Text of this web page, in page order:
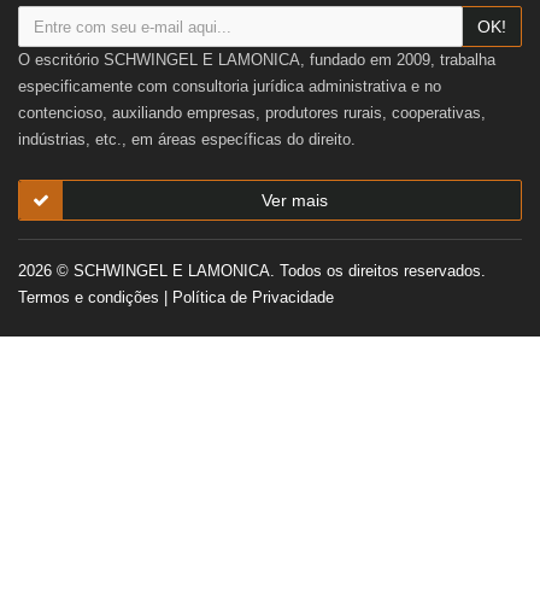
OK!
O escritório SCHWINGEL E LAMONICA, fundado em 2009, trabalha
especificamente com consultoria jurídica administrativa e no
contencioso, auxiliando empresas, produtores rurais, cooperativas,
indústrias, etc., em áreas específicas do direito.
Ver mais
2026 © SCHWINGEL E LAMONICA. Todos os direitos reservados.
Termos e condições
Política de Privacidade